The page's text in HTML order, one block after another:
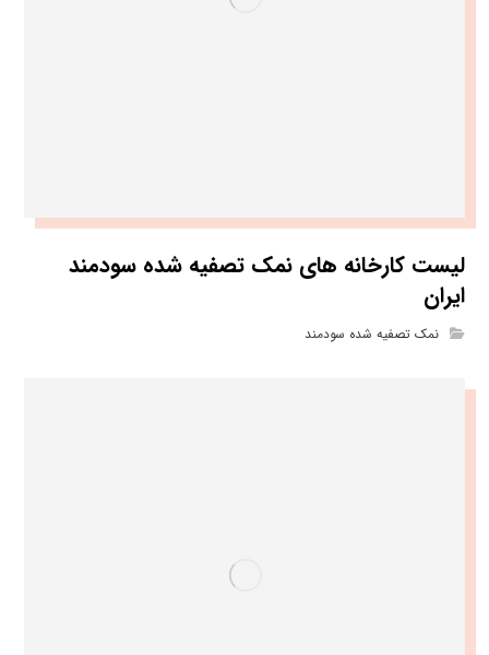
لیست کارخانه های نمک تصفیه شده سودمند
ایران
نمک تصفیه شده سودمند